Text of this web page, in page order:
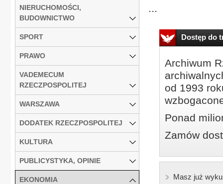
...
Dostęp do
Archiwum
od 1993
Ponad
Zamów
Masz już
NIERUCHOMOŚCI,
BUDOWNICTWO
SPORT
PRAWO
VADEMECUM
RZECZPOSPOLITEJ
WARSZAWA
DODATEK RZECZPOSPOLITEJ
KULTURA
PUBLICYSTYKA, OPINIE
EKONOMIA